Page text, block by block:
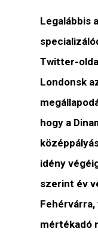
Legalábbis
Twitter-
Londonsk
hogy a
idény
szerint év
mértékadó